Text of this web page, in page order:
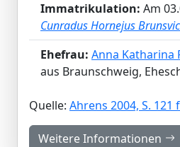
Immatrikulation: Am
Cunradus Hornejus
Ehefrau: Anna Katharina
aus Braunschweig,
Quelle: Ahrens 2004, S. 121
Weitere Informationen